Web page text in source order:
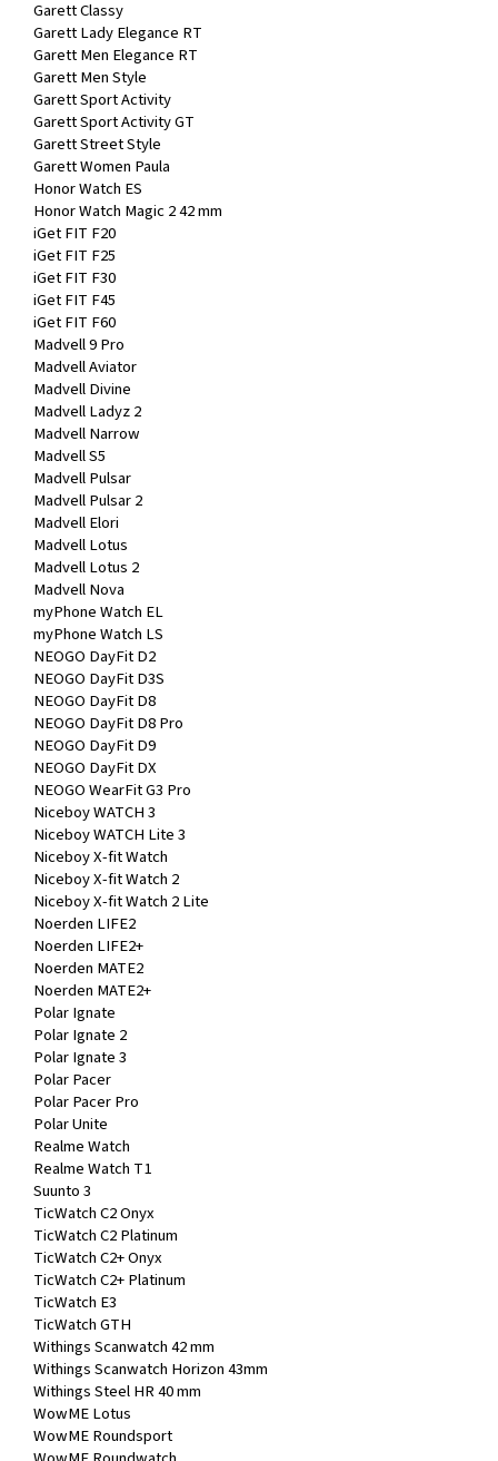
Garett Classy
Garett Lady Elegance RT
Garett Men Elegance RT
Garett Men Style
Garett Sport Activity
Garett Sport Activity GT
Garett Street Style
Garett Women Paula
Honor Watch ES
Honor Watch Magic 2 42 mm
iGet FIT F20
iGet FIT F25
iGet FIT F30
iGet FIT F45
iGet FIT F60
Madvell 9 Pro
Madvell Aviator
Madvell Divine
Madvell Ladyz 2
Madvell Narrow
Madvell S5
Madvell Pulsar
Madvell Pulsar 2
Madvell Elori
Madvell Lotus
Madvell Lotus 2
Madvell Nova
myPhone Watch EL
myPhone Watch LS
NEOGO DayFit D2
NEOGO DayFit D3S
NEOGO DayFit D8
NEOGO DayFit D8 Pro
NEOGO DayFit D9
NEOGO DayFit DX
NEOGO WearFit G3 Pro
Niceboy WATCH 3
Niceboy WATCH Lite 3
Niceboy X-fit Watch
Niceboy X-fit Watch 2
Niceboy X-fit Watch 2 Lite
Noerden LIFE2
Noerden LIFE2+
Noerden MATE2
Noerden MATE2+
Polar Ignate
Polar Ignate 2
Polar Ignate 3
Polar Pacer
Polar Pacer Pro
Polar Unite
Realme Watch
Realme Watch T1
Suunto 3
TicWatch C2 Onyx
TicWatch C2 Platinum
TicWatch C2+ Onyx
TicWatch C2+ Platinum
TicWatch E3
TicWatch GTH
Withings Scanwatch 42 mm
Withings Scanwatch Horizon 43mm
Withings Steel HR 40 mm
WowME Lotus
WowME Roundsport